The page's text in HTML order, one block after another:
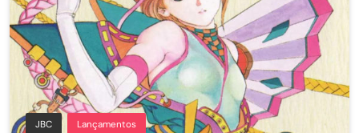
JBC Lançamentos